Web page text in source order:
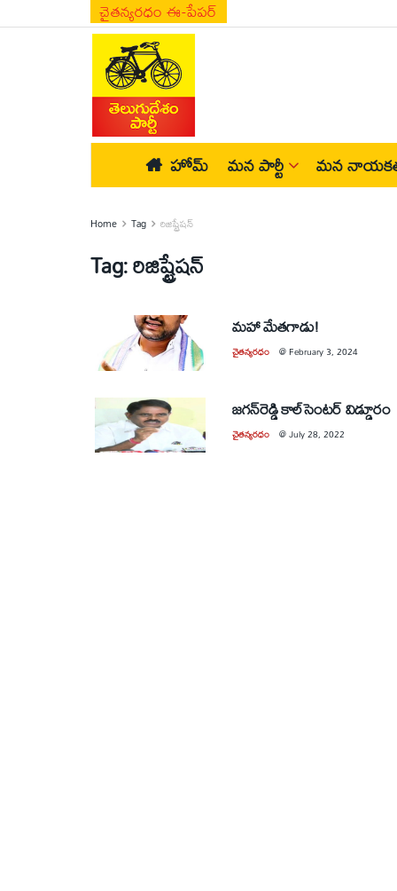
చైతన్యరధం ఈ-పేపర్
హోమ్ మన పార్టీ మన
Home Tag రిజిష్ట్రేషన్‌
Tag:రిజిష్ట్రేషన్‌
మహా మేతగాడు!
చైతన్యరధం @February 3, 2024
జగన్‌రెడ్డి కాల్‌సెంటర్‌ విడ్డూరం
చైతన్యరధం @July 28, 2022